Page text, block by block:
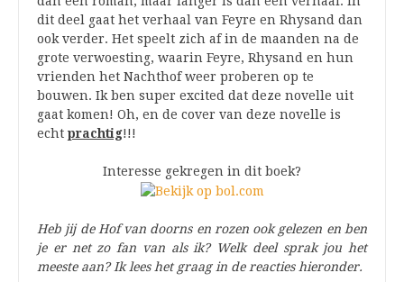
dit deel gaat het verhaal van Feyre en Rhysand dan
ook verder. Het speelt zich af in de maanden na de
grote verwoesting, waarin Feyre, Rhysand en hun
vrienden het Nachthof weer proberen op te
bouwen. Ik ben super excited dat deze novelle uit
gaat komen! Oh, en de cover van deze novelle is
echt prachtig!!!
Interesse gekregen in dit boek?
Heb jij de Hof van doorns en rozen ook gelezen en ben
je er net zo fan van als ik? Welk deel sprak jou het
meeste aan? Ik lees het graag in de reacties hieronder.